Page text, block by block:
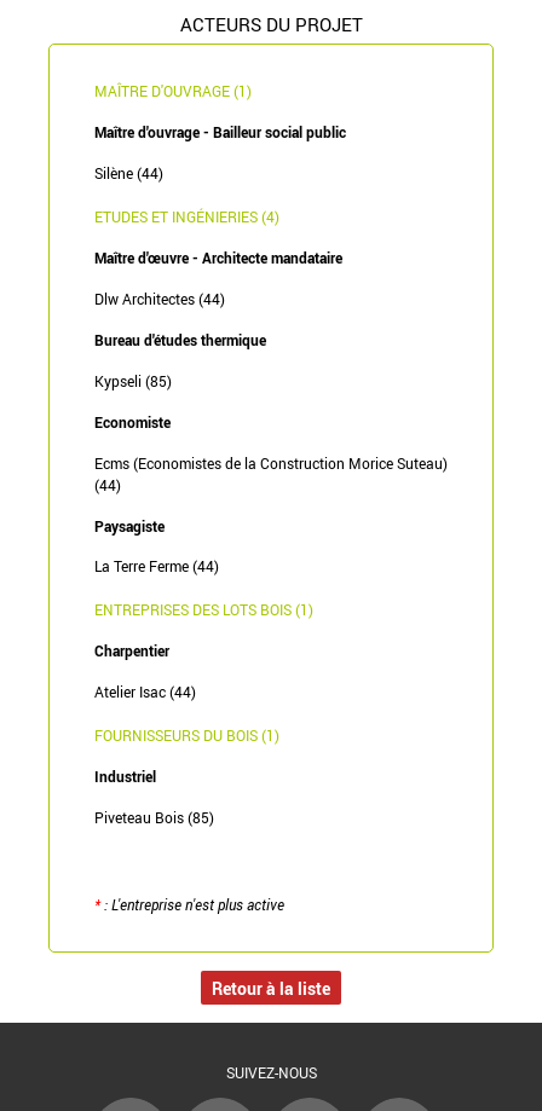
ACTEURS DU PROJET
MAÎTRE D'OUVRAGE (1)
Maître d'ouvrage - Bailleur social public
Silène (44)
ETUDES ET INGÉNIERIES (4)
Maître d'œuvre - Architecte mandataire
Dlw Architectes (44)
Bureau d'études thermique
Kypseli (85)
Economiste
Ecms (Economistes de la Construction Morice Suteau)
(44)
Paysagiste
La Terre Ferme (44)
ENTREPRISES DES LOTS BOIS (1)
Charpentier
Atelier Isac (44)
FOURNISSEURS DU BOIS (1)
Industriel
Piveteau Bois (85)
*: L'entreprise n'est plus active
Retour à la liste
SUIVEZ-NOUS